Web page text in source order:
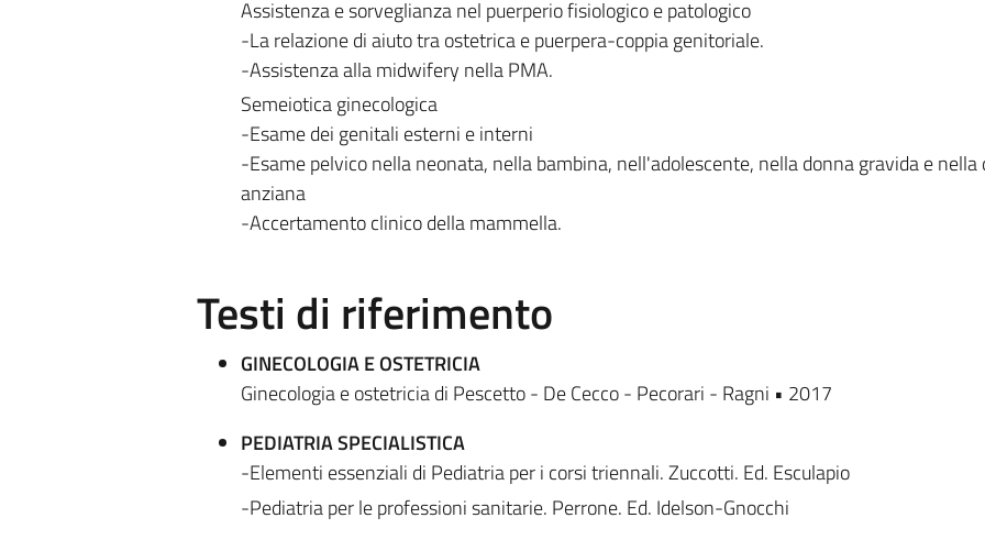
Assistenza e sorveglianza nel puerperio fisiologico e patologico
-La relazione di aiuto tra ostetrica e puerpera-coppia genitoriale.
-Assistenza alla midwifery nella PMA.
Semeiotica ginecologica
-Esame dei genitali esterni e interni
-Esame pelvico nella neonata, nella bambina, nell'adolescente, nella donna gravida e nella
anziana
-Accertamento clinico della mammella.
Testi di riferimento
GINECOLOGIA E OSTETRICIA
Ginecologia e ostetricia di Pescetto - De Cecco - Pecorari - Ragni • 2017
PEDIATRIA SPECIALISTICA
-Elementi essenziali di Pediatria per i corsi triennali. Zuccotti. Ed. Esculapio
-Pediatria per le professioni sanitarie. Perrone. Ed. Idelson-Gnocchi